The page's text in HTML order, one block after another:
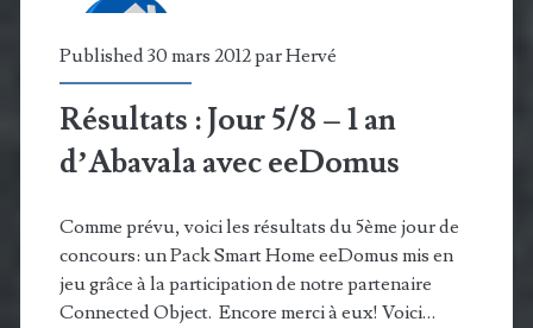
fondre…
le
prix
du
Karotz
aussi
Published 30 mars 2012 parHervé
Résultats : Jour 5/8 – 1 an
d’Abavala avec eeDomus
Comme prévu, voici les résultats du 5ème jour de
concours: un Pack Smart Home eeDomus mis en
jeu grâce à la participation de notre partenaire
Connected Object. Encore merci à eux! Voici…